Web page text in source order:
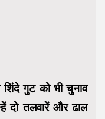
गुट को भी चुनाव
दो तलवारें और ढाल